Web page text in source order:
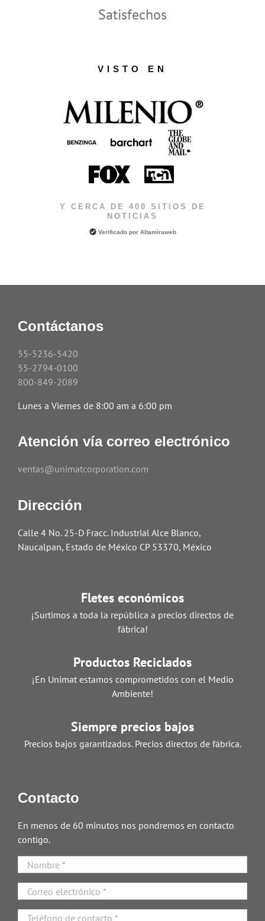
Satisfechos
VISTO EN
Y CERCA DE 400 SITIOS DE
NOTICIAS
Verificado por Altamiraweb
Contáctanos
55-5236-5420
55-2794-0100
800-849-2089
Lunes a Viernes de 8:00 am a 6:00 pm
Atención vía correo electrónico
ventas@unimatcorporation.com
Dirección
Calle 4 No. 25-D Fracc. Industrial Alce Blanco,
Naucalpan, Estado de México CP 53370, México
Fletes económicos
¡Surtimos a toda la república a precios directos de
fábrica!
Productos Reciclados
¡En Unimat estamos comprometidos con el Medio
Ambiente!
Siempre precios bajos
Precios bajos garantizados. Precios directos de fábrica.
Contacto
En menos de 60 minutos nos pondremos en contacto
contigo.